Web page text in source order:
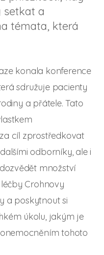
setkat a
témata, která
konala konference
sdružuje pacienty
a přátele. Tato
cíl zprostředkovat
odborníky, ale i
množství
Crohnovy
a poskytnout si
úkolu, jakým je
tohoto